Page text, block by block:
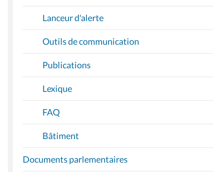
Lanceur d'alerte
Outils de communication
Publications
Lexique
FAQ
Bâtiment
Documents parlementaires